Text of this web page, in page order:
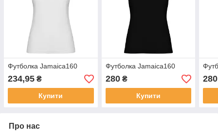
Футболка Jamaica160
234,95 ₴
Купити
Футболка Jamaica160
280₴
Купити
280
Про нас